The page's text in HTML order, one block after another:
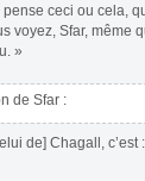
ceci ou cela,
voyez, Sfar, même
»
de Sfar :
de] Chagall,